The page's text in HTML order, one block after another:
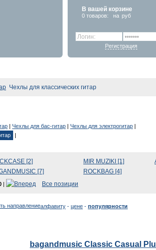
В вашей корзине
0 товаров: на руб
Регистрация
Чехлы для классических гитар
| Чехлы для бас-гитар | Чехлы для электрогитар |
|
[2] MIR MUZIKI [1]
[7]
ROCKBAG [4]
| Все позиции
алфавиту - цене - популярности
bagandmusic Classic Casual